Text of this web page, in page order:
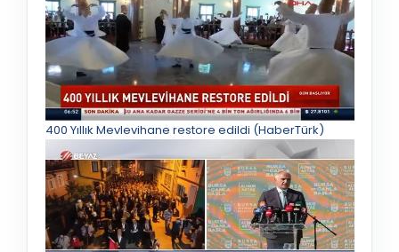
400 Yıllık Mevlevihane restore edildi (HaberTürk)